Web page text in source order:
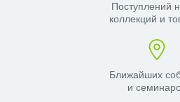
Поступлений
коллекций и
Ближайших
и